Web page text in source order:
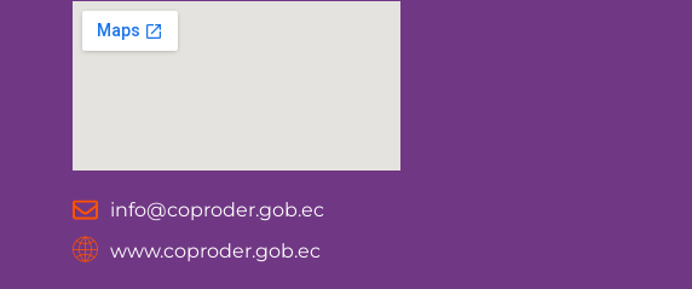
info@coproder.gob.ec
www.coproder.gob.ec